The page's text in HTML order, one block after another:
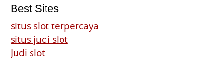
Best Sites
situs slot terpercaya
situs judi slot
Judi slot